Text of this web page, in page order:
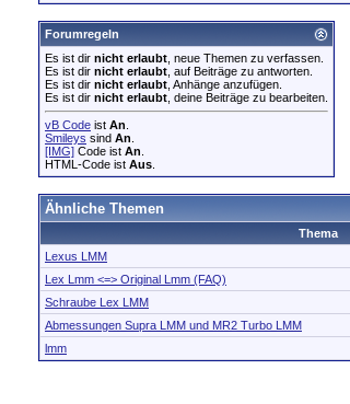
Forumregeln
Es ist dir nicht erlaubt , neue Themen zu verfassen.
Es ist dir nicht erlaubt , auf Beiträge zu antworten.
Es ist dir nicht erlaubt , Anhänge anzufügen.
Es ist dir nicht erlaubt , deine Beiträge zu bearbeiten.
vB Code ist An
Smileys sind An
[IMG] Code ist An
HTML-Code ist Aus
Ähnliche Themen
Thema
Lexus LMM
Lex Lmm <=> Original Lmm (FAQ)
Schraube Lex LMM
Abmessungen Supra LMM und MR2 Turbo LMM
lmm